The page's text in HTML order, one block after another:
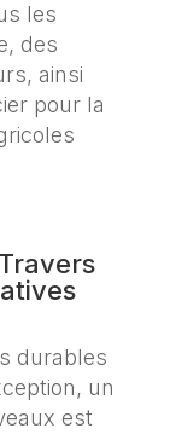
les
des
ainsi
pour la
durables
un
est